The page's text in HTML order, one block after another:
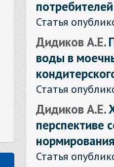
потребителей
Статья
Дидиков А.Е.
воды в
Статья
Дидиков А.Е.
перспективе
Статья